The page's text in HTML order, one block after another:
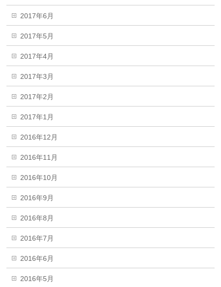
2017年6月
2017年5月
2017年4月
2017年3月
2017年2月
2017年1月
2016年12月
2016年11月
2016年10月
2016年9月
2016年8月
2016年7月
2016年6月
2016年5月